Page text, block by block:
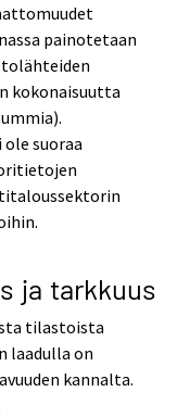
painotetaan
kokonaisuutta
suoraa
ja tarkkuus
tilastoista
laadulla on
kannalta.